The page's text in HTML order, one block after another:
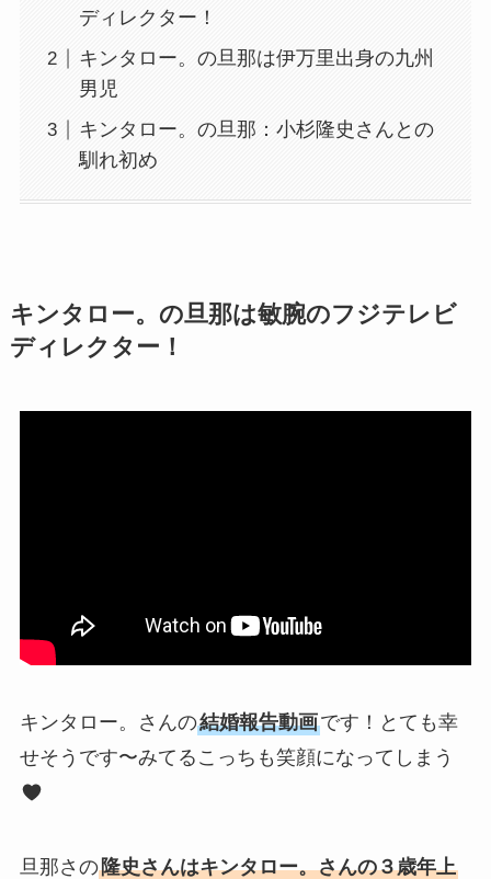
ディレクター！
キンタロー。の旦那は伊万里出身の九州
男児
キンタロー。の旦那：小杉隆史さんとの
馴れ初め
キンタロー。の旦那は敏腕のフジテレビ
ディレクター！
キンタロー。さんの結婚報告動画です！とても幸
せそうです〜みてるこっちも笑顔になってしまう
旦那さの隆史さんはキンタロー。さんの３歳年上